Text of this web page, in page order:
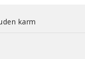
karm